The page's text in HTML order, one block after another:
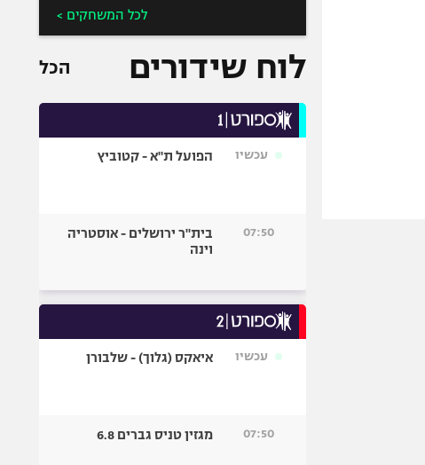
לכל המשחקים >
לוח שידורים הכל
עכשיו הפועל ת"א - קטוביץ
07:50
בית"ר ירושלים - אוסטריה
וינה
עכשיו איאקס (גלוך) - שלבורן
07:50 מגזין טניס גברים 6.8